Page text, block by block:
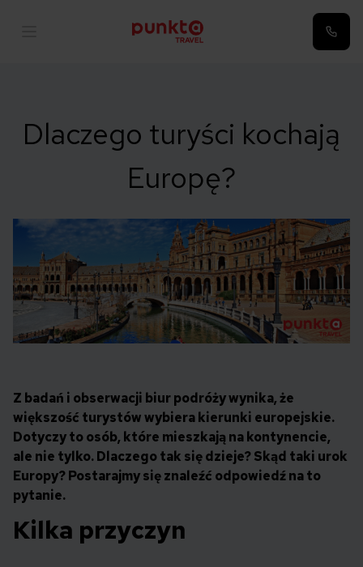
Dlaczego turyści kochają
Europę?
Z badań i obserwacji biur podróży wynika, że
większość turystów wybiera kierunki europejskie.
Dotyczy to osób, które mieszkają na kontynencie,
ale nie tylko. Dlaczego tak się dzieje? Skąd taki urok
Europy? Postarajmy się znaleźć odpowiedź na to
pytanie.
Kilka przyczyn